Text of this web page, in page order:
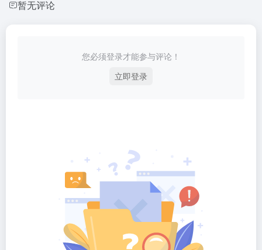
暂无评论
您必须登录才能参与评论！
立即登录